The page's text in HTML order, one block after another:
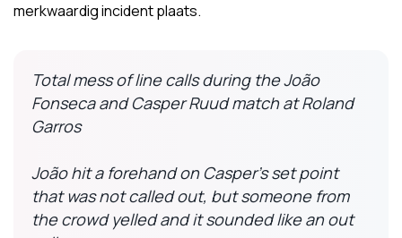
merkwaardig incident plaats.
Total mess of line calls during the João
Fonseca and Casper Ruud match at Roland
Garros
João hit a forehand on Casper’s set point
that was not called out, but someone from
the crowd yelled and it sounded like an out